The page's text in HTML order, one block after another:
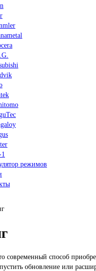
режимов
современный способ
обновление или